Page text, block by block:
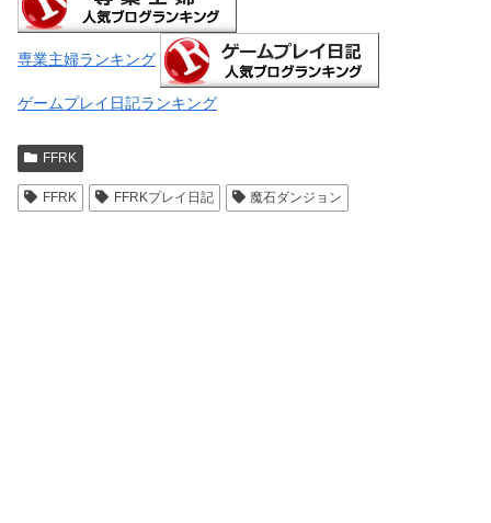
専業主婦ランキング
ゲームプレイ日記ランキング
FFRK
FFRK FFRKプレイ日記 魔石ダンジョン